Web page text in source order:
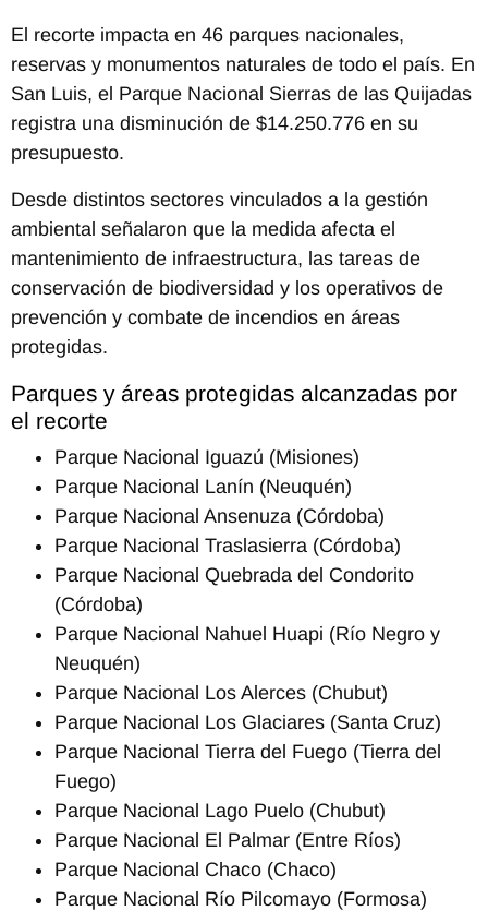
El recorte impacta en 46 parques nacionales,
reservas y monumentos naturales de todo el país. En
San Luis, el Parque Nacional Sierras de las Quijadas
registra una disminución de $14.250.776 en su
presupuesto.
Desde distintos sectores vinculados a la gestión
ambiental señalaron que la medida afecta el
mantenimiento de infraestructura, las tareas de
conservación de biodiversidad y los operativos de
prevención y combate de incendios en áreas
protegidas.
Parques y áreas protegidas alcanzadas por
el recorte
Parque Nacional Iguazú (Misiones)
Parque Nacional Lanín (Neuquén)
Parque Nacional Ansenuza (Córdoba)
Parque Nacional Traslasierra (Córdoba)
Parque Nacional Quebrada del Condorito
(Córdoba)
Parque Nacional Nahuel Huapi (Río Negro y
Neuquén)
Parque Nacional Los Alerces (Chubut)
Parque Nacional Los Glaciares (Santa Cruz)
Parque Nacional Tierra del Fuego (Tierra del
Fuego)
Parque Nacional Lago Puelo (Chubut)
Parque Nacional El Palmar (Entre Ríos)
Parque Nacional Chaco (Chaco)
Parque Nacional Río Pilcomayo (Formosa)